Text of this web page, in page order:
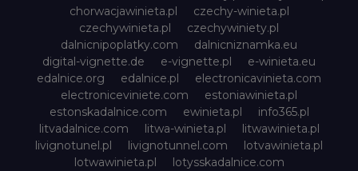
chorwacjawinieta.pl
czechy-winieta.pl
czechywinieta.pl
czechywiniety.pl
dalnicnipoplatky.com
dalnicniznamka.eu
digital-vignette.de
e-vignette.pl
e-winieta.eu
edalnice.org
edalnice.pl
electronicavinieta.com
electroniceviniete.com
estoniawinieta.pl
estonskadalnice.com
ewinieta.pl
info365.pl
litvadalnice.com
litwa-winieta.pl
litwawinieta.pl
livignotunel.pl
livignotunnel.com
lotvawinieta.pl
lotwawinieta.pl
lotysskadalnice.com